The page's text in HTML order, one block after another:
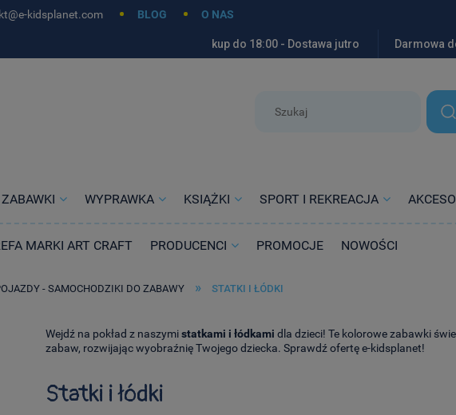
kidsplanet.com BLOG O NAS
kup do 18:00 - Dostawa jutro Darmowa
ZABAWKI WYPRAWKA KSIĄŻKI SPORT I REKREACJA
MARKI ART CRAFT PRODUCENCI PROMOCJE NOWOŚCI
- SAMOCHODZIKI DO ZABAWY » STATKI I ŁÓDKI
Wejdź na pokład z naszymistatkami i łódkami dla dzieci! Te kolorowe zabawki
zabaw, rozwijając wyobraźnię Twojego dziecka. Sprawdź ofertę e-kidsplanet!
Statki i łódki